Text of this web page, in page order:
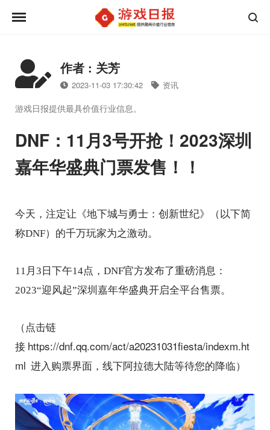
作者 : 关芳
2023-11-03 17:30:42 资讯
游戏日报提供最具价值行业信息。
DNF：11月3号开抢！2023深圳
嘉年华盛典门票发售！！
今天，注定让《地下城与勇士：创新世纪》（以下简
称DNF）的千万玩家为之激动。
11月3日下午14点，DNF官方发布了重磅消息：
2023“迎风起”深圳嘉年华盛典开启全平台售票。
（点击链
接 https://dnf.qq.com/act/a20231031fiesta/indexm.ht
ml 进入购票界面，线下阿拉德大陆等待您的降临）